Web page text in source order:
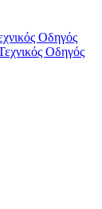
Οδηγός
Οδηγός